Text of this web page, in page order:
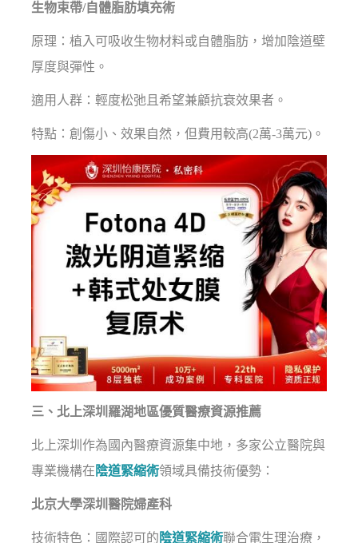
生物束帶/自體脂肪填充術
原理：植入可吸收生物材料或自體脂肪，增加陰道壁
厚度與彈性。
適用人群：輕度松弛且希望兼顧抗衰效果者。
特點：創傷小、效果自然，但費用較高(2萬-3萬元)。
三、北上深圳羅湖地區優質醫療資源推薦
北上深圳作為國內醫療資源集中地，多家公立醫院與
專業機構在 陰道緊縮術領域具備技術優勢：
北京大學深圳醫院婦產科
技術特色：國際認可的 陰道緊縮術聯合電生理治療，